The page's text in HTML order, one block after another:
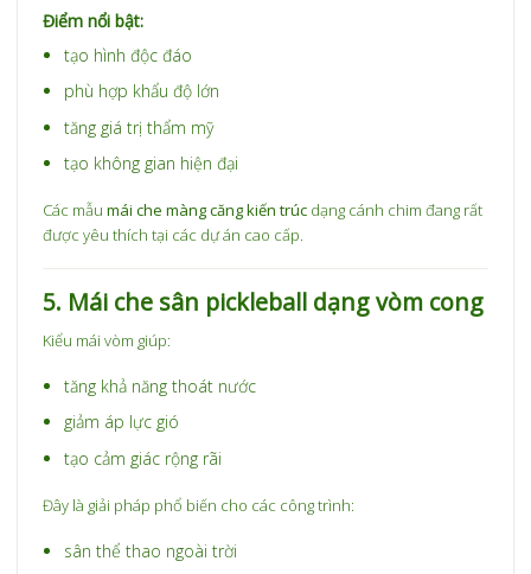
Điểm nổi bật:
tạo hình độc đáo
phù hợp khẩu độ lớn
tăng giá trị thẩm mỹ
tạo không gian hiện đại
Các mẫumái che màng căng kiến trúc dạng cánh chim đang rất
được yêu thích tại các dự án cao cấp.
5. Mái che sân pickleball dạng vòm cong
Kiểu mái vòm giúp:
tăng khả năng thoát nước
giảm áp lực gió
tạo cảm giác rộng rãi
Đây là giải pháp phổ biến cho các công trình:
sân thể thao ngoài trời